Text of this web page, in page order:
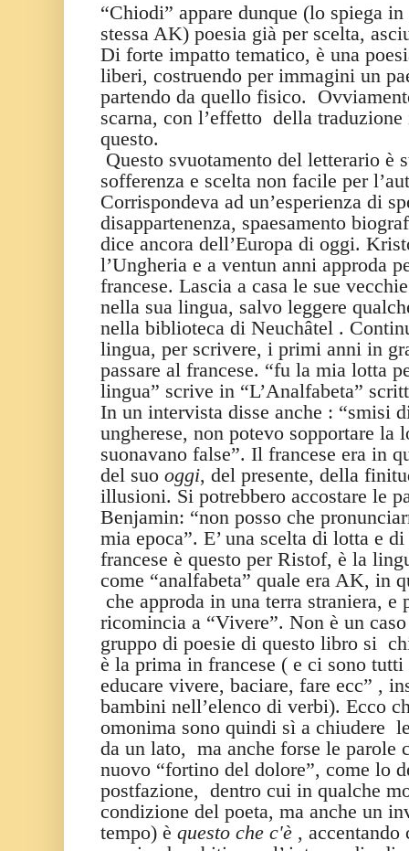
“Chiodi” appare dunque (lo spiega
stessa AK) poesia già per scelta,
Di forte impatto tematico, è una
liberi, costruendo per immagini un
partendo da quello fisico.
scarna, con l’effetto della
questo.
Questo svuotamento del letterario è
sofferenza e scelta non facile per
Corrispondeva ad un’esperienza di
disappartenenza, spaesamento
dice ancora dell’Europa di oggi.
l’Ungheria e a ventun anni approda
francese. Lascia a casa le sue
nella sua lingua, salvo leggere
nella biblioteca di Neuchâtel .
lingua, per scrivere, i primi anni in
passare al francese. “fu la mia lotta
lingua” scrive in “L’Analfabeta”
In un intervista disse anche : “smisi
ungherese, non potevo sopportare
suonavano false”. Il francese era in
del suo oggi, del presente, della
illusioni. Si potrebbero accostare le
Benjamin: “non posso che
mia epoca”. E’ una scelta di lotta e
francese è questo per Ristof, è la
come “analfabeta” quale era AK, in
che approda in una terra straniera, e
ricomincia a “Vivere”. Non è un
gruppo di poesie di questo libro si
è la prima in francese ( e ci sono
educare vivere, baciare, fare ecc” ,
bambini nell’elenco di verbi). Ecco
omonima sono quindi sì a chiudere
da un lato, ma anche forse le parole
nuovo “fortino del dolore”, come lo
postfazione, dentro cui in qualche
condizione del poeta, ma anche un
tempo) è questo che c'è ,